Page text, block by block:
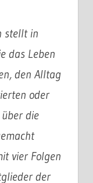
stellt in
das Leben
den Alltag
oder
die
vier Folgen
der